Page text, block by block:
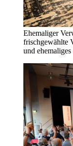
Ehemaliger
frischgewählte
und